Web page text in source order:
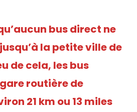
bus direct ne
la petite ville de
de cela, les bus
routière de
21 km ou 13 miles